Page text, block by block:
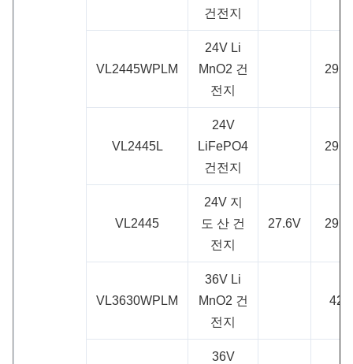
건전지
VL2445WPLM
24V Li
MnO2 건
전지
VL2445L
24V
LiFePO4
건전지
VL2445
24V 지
도 산 건
전지
27.6V
VL3630WPLM
36V Li
MnO2 건
전지
42V
36V